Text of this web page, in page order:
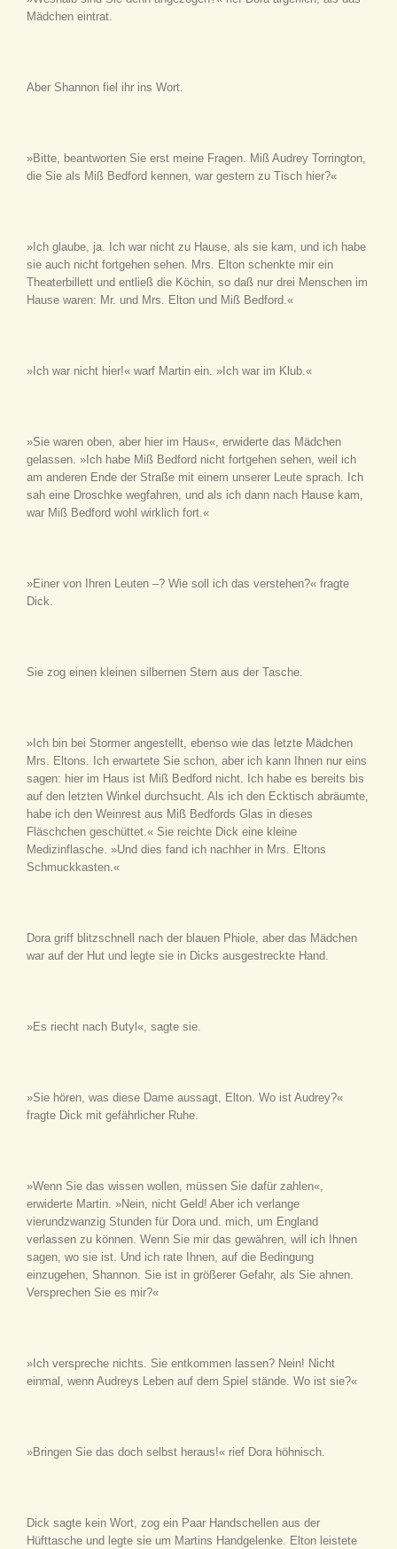
Mädchen eintrat.
Aber Shannon fiel ihr ins Wort.
»Bitte, beantworten Sie erst meine Fragen. Miß Audrey Torrington,
die Sie als Miß Bedford kennen, war gestern zu Tisch hier?«
»Ich glaube, ja. Ich war nicht zu Hause, als sie kam, und ich habe
sie auch nicht fortgehen sehen. Mrs. Elton schenkte mir ein
Theaterbillett und entließ die Köchin, so daß nur drei Menschen im
Hause waren: Mr. und Mrs. Elton und Miß Bedford.«
»Ich war nicht hier!« warf Martin ein. »Ich war im Klub.«
»Sie waren oben, aber hier im Haus«, erwiderte das Mädchen
gelassen. »Ich habe Miß Bedford nicht fortgehen sehen, weil ich
am anderen Ende der Straße mit einem unserer Leute sprach. Ich
sah eine Droschke wegfahren, und als ich dann nach Hause kam,
war Miß Bedford wohl wirklich fort.«
»Einer von Ihren Leuten –? Wie soll ich das verstehen?« fragte
Dick.
Sie zog einen kleinen silbernen Stern aus der Tasche.
»Ich bin bei Stormer angestellt, ebenso wie das letzte Mädchen
Mrs. Eltons. Ich erwartete Sie schon, aber ich kann Ihnen nur eins
sagen: hier im Haus ist Miß Bedford nicht. Ich habe es bereits bis
auf den letzten Winkel durchsucht. Als ich den Ecktisch abräumte,
habe ich den Weinrest aus Miß Bedfords Glas in dieses
Fläschchen geschüttet.« Sie reichte Dick eine kleine
Medizinflasche. »Und dies fand ich nachher in Mrs. Eltons
Schmuckkasten.«
Dora griff blitzschnell nach der blauen Phiole, aber das Mädchen
war auf der Hut und legte sie in Dicks ausgestreckte Hand.
»Es riecht nach Butyl«, sagte sie.
»Sie hören, was diese Dame aussagt, Elton. Wo ist Audrey?«
fragte Dick mit gefährlicher Ruhe.
»Wenn Sie das wissen wollen, müssen Sie dafür zahlen«,
erwiderte Martin. »Nein, nicht Geld! Aber ich verlange
vierundzwanzig Stunden für Dora und. mich, um England
verlassen zu können. Wenn Sie mir das gewähren, will ich Ihnen
sagen, wo sie ist. Und ich rate Ihnen, auf die Bedingung
einzugehen, Shannon. Sie ist in größerer Gefahr, als Sie ahnen.
Versprechen Sie es mir?«
»Ich verspreche nichts. Sie entkommen lassen? Nein! Nicht
einmal, wenn Audreys Leben auf dem Spiel stände. Wo ist sie?«
»Bringen Sie das doch selbst heraus!« rief Dora höhnisch.
Dick sagte kein Wort, zog ein Paar Handschellen aus der
Hüfttasche und legte sie um Martins Handgelenke. Elton leistete